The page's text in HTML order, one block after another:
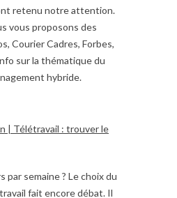
retenu notre attention.
vous proposons des
Courier Cadres, Forbes,
sur la thématique du
hybride.
| Télétravail : trouver le
par semaine ? Le choix du
fait encore débat. Il